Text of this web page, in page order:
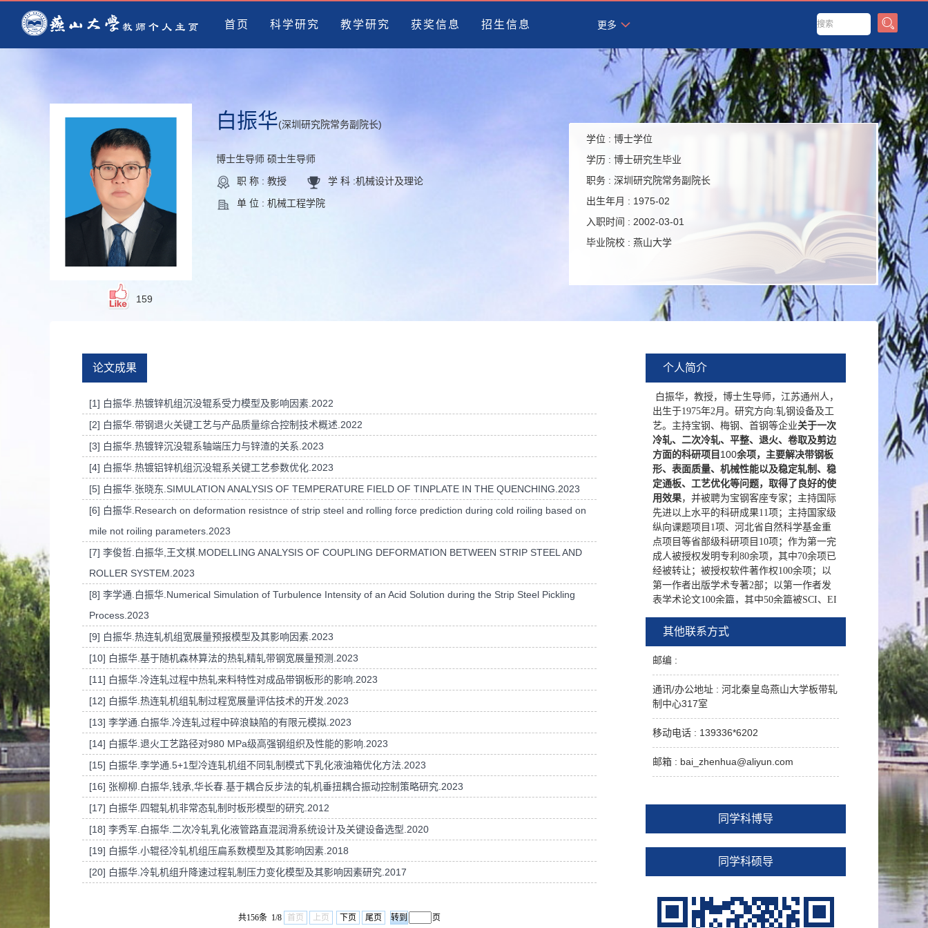
首页 科学研究 教学研究 获奖信息 招生信息 更多
159
白振华(深圳研究院常务副院长)
博士生导师 硕士生导师
职 称 : 教授
学 科 :机械设计及理论
单 位 : 机械工程学院
学位 : 博士学位
学历 : 博士研究生毕业
职务 : 深圳研究院常务副院长
出生年月 : 1975-02
入职时间 : 2002-03-01
毕业院校 : 燕山大学
论文成果
[1] 白振华.热镀锌机组沉没辊系受力模型及影响因素.2022
[2] 白振华.带钢退火关键工艺与产品质量综合控制技术概述.2022
[3] 白振华.热镀锌沉没辊系轴端压力与锌渣的关系.2023
[4] 白振华.热镀铝锌机组沉没辊系关键工艺参数优化.2023
[5] 白振华.张晓东.SIMULATION ANALYSIS OF TEMPERATURE FIELD OF TINPLATE IN THE QUENCHING.2023
[6] 白振华.Research on deformation resistnce of strip steel and rolling force prediction during cold roiling based on
mile not roiling parameters.2023
[7] 李俊哲.白振华,王文棋.MODELLING ANALYSIS OF COUPLING DEFORMATION BETWEEN STRIP STEEL AND
ROLLER SYSTEM.2023
[8] 李学通.白振华.Numerical Simulation of Turbulence Intensity of an Acid Solution during the Strip Steel Pickling
Process.2023
[9] 白振华.热连轧机组宽展量预报模型及其影响因素.2023
[10] 白振华.基于随机森林算法的热轧精轧带钢宽展量预测.2023
[11] 白振华.冷连轧过程中热轧来料特性对成品带钢板形的影响.2023
[12] 白振华.热连轧机组轧制过程宽展量评估技术的开发.2023
[13] 李学通.白振华.冷连轧过程中碎浪缺陷的有限元模拟.2023
[14] 白振华.退火工艺路径对980 MPa级高强钢组织及性能的影响.2023
[15] 白振华.李学通.5+1型冷连轧机组不同轧制模式下乳化液油箱优化方法.2023
[16] 张柳柳.白振华,钱承,华长春.基于耦合反步法的轧机垂扭耦合振动控制策略研究.2023
[17] 白振华.四辊轧机非常态轧制时板形模型的研究.2012
[18] 李秀军.白振华.二次冷轧乳化液管路直混润滑系统设计及关键设备选型.2020
[19] 白振华.小辊径冷轧机组压扁系数模型及其影响因素.2018
[20] 白振华.冷轧机组升降速过程轧制压力变化模型及其影响因素研究.2017
共156条 1/8 首页 上页 下页 尾页 页
个人简介
白振华，教授，博士生导师，江苏通州人，
出生于1975年2月 。研究方向:轧钢设备及工
艺。主持宝钢、梅钢、首钢等企业关于一次
冷轧、二次冷轧、平整、退火、卷取及剪边
方面的科研项目 100余项， 主要解决带钢板
形、表面质量、机械性能以及稳定轧制、稳
定通板、工艺优化等问题，取得了良好的使
用效果，并被聘为宝钢客座专家；主持国际
先进以上水平的科研成果11项；主持国家级
纵向课题项目1项、河北省自然科学基金重
点项目等省部级科研项目10项；作为第一完
成人被授权发明专利80余项，其中70余项已
经被转让；被授权软件著作权100余项；以
第一作者出版学术专著2部；以第一作者发
表学术论文100余篇，其中50余篇被SCI、 EI
优秀论文；曾获2005年度国家科技进步一等
年度机械工业科学技术进步一等奖、2011年
度河北省科技进步二等奖各1项；主持
2015、2016、2017、2019及2021年度河北省
科技发明及进步二等奖各1
度中国冶金科学技术进步一等奖、2019年中
国机械工业科学技术进步一等奖、
中国产学研优秀成果一等奖各1项；主持
2008、2016及2018年度机械工业科学技术进
步二等奖各1项；主持2011及2013年度机械
河北省科技进步三等奖1项、2009年度河北
省十大优秀发明奖1项、“十二五”机械工业
优秀成果1项；获第8届河北省青年科技奖、
第3届中国冶金青年科技奖；2019年入选河
北省省管优秀专家；2018年入选国务院特殊
津贴专家；2016年入选河北省三三三人才第
“河北省优秀科技工作者”、“河北省有突出贡
献中青年专家”、“河北省十大优秀发明者”、
其他联系方式
邮编 :
通讯/办公地址 : 河北秦皇岛燕山大学板带轧
制中心317室
移动电话 : 139336*6202
邮箱 : bai_zhenhua@aliyun.com
同学科博导
同学科硕导